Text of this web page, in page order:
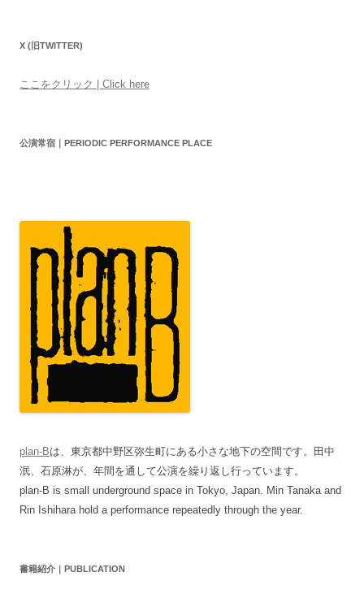
X (旧TWITTER)
ここをクリック | Click here
公演常宿｜PERIODIC PERFORMANCE PLACE
plan-Bは、東京都中野区弥生町にある小さな地下の空間です。田中
泯、石原淋が、年間を通して公演を繰り返し行っています。
plan-B is small underground space in Tokyo, Japan. Min Tanaka and
Rin Ishihara hold a performance repeatedly through the year.
書籍紹介｜PUBLICATION